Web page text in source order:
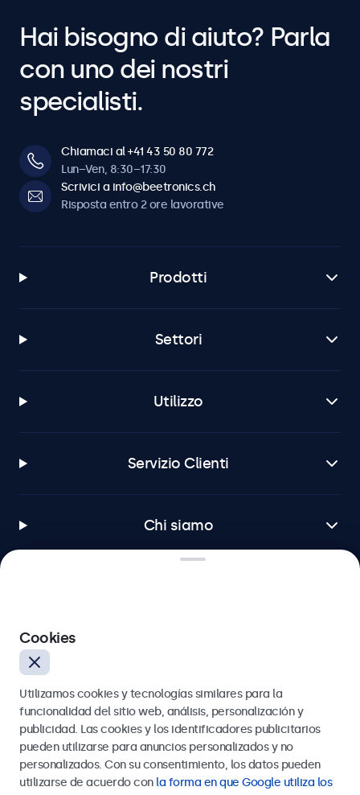
Hai bisogno di aiuto? Parla
con uno dei nostri
specialisti.
Chiamaci al +41 43 50 80 772
Lun–Ven, 8:30–17:30
Scrivici a info@beetronics.ch
Risposta entro 2 ore lavorative
Prodotti
Settori
Utilizzo
Servizio Clienti
Chi siamo
4.8/5 la valutazione di 5000+ aziende
Italiano
Cookies
Utilizamos cookies y tecnologías similares para la
funcionalidad del sitio web, análisis, personalización y
publicidad. Las cookies y los identificadores publicitarios
pueden utilizarse para anuncios personalizados y no
personalizados. Con su consentimiento, los datos pueden
utilizarse de acuerdo con la forma en que Google utiliza los